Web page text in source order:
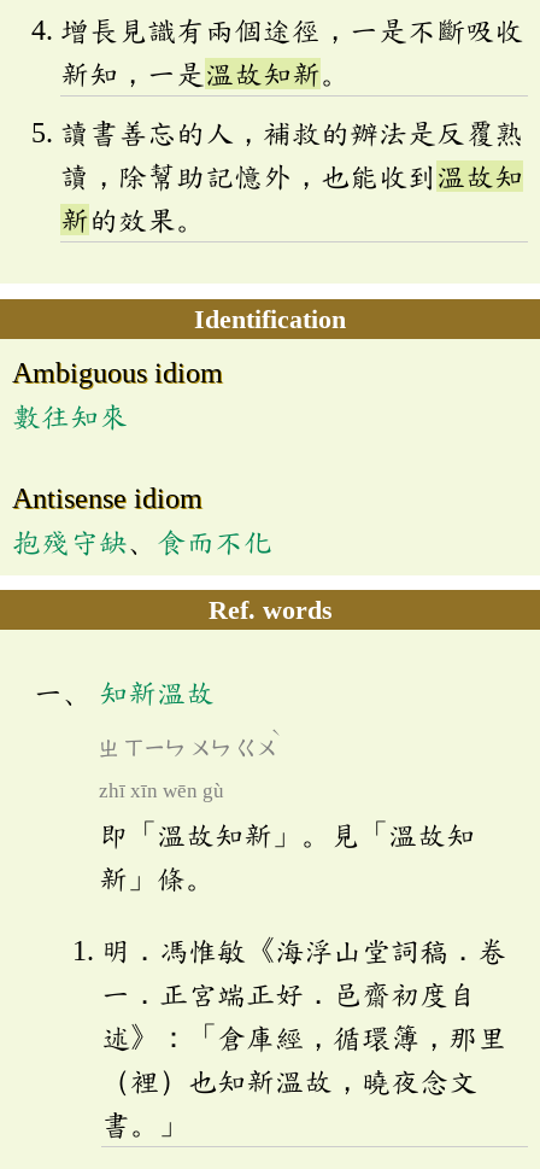
增長見識有兩個途徑，一是不斷吸收
新知，一是 溫故知新。
讀書善忘的人，補救的辦法是反覆熟
讀，除幫助記憶外，也能收到 溫故知
新的效果。
Identification
Ambiguous idiom
數往知來
Antisense idiom
抱殘守缺、 食而不化
Ref. words
知新溫故
ㄓ ㄒㄧㄣ ㄨㄣ ㄍㄨ
ˋ
zhī xīn wēn gù
即「溫故知新」。見「溫故知
新」條。
明．馮惟敏《海浮山堂詞稿．卷
一．正宮端正好．邑齋初度自
述》：「倉庫經，循環簿，那里
（裡）也知新溫故，曉夜念文
書。」